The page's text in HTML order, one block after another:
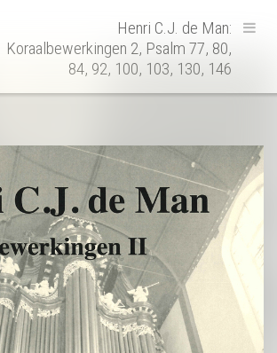
Henri C.J. de Man:
Koraalbewerkingen 2, Psalm 77, 80,
84, 92, 100, 103, 130, 146